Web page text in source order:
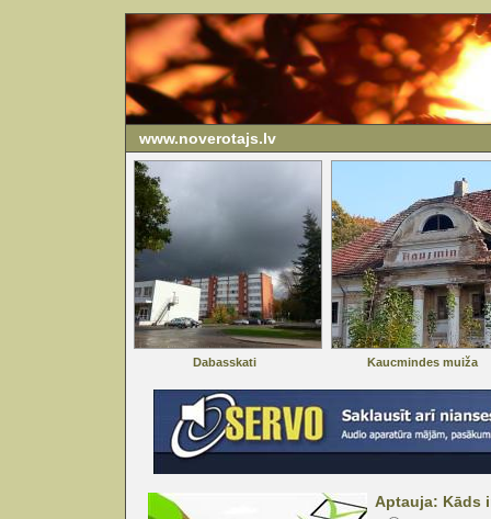
www.noverotajs.lv
Dabasskati Kaucmindes muiža
Aptauja: Kāds